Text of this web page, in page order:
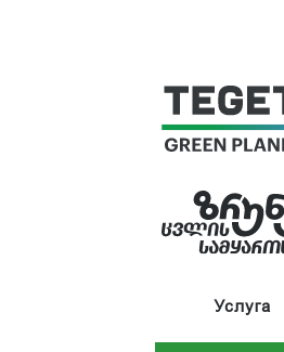
Услуга